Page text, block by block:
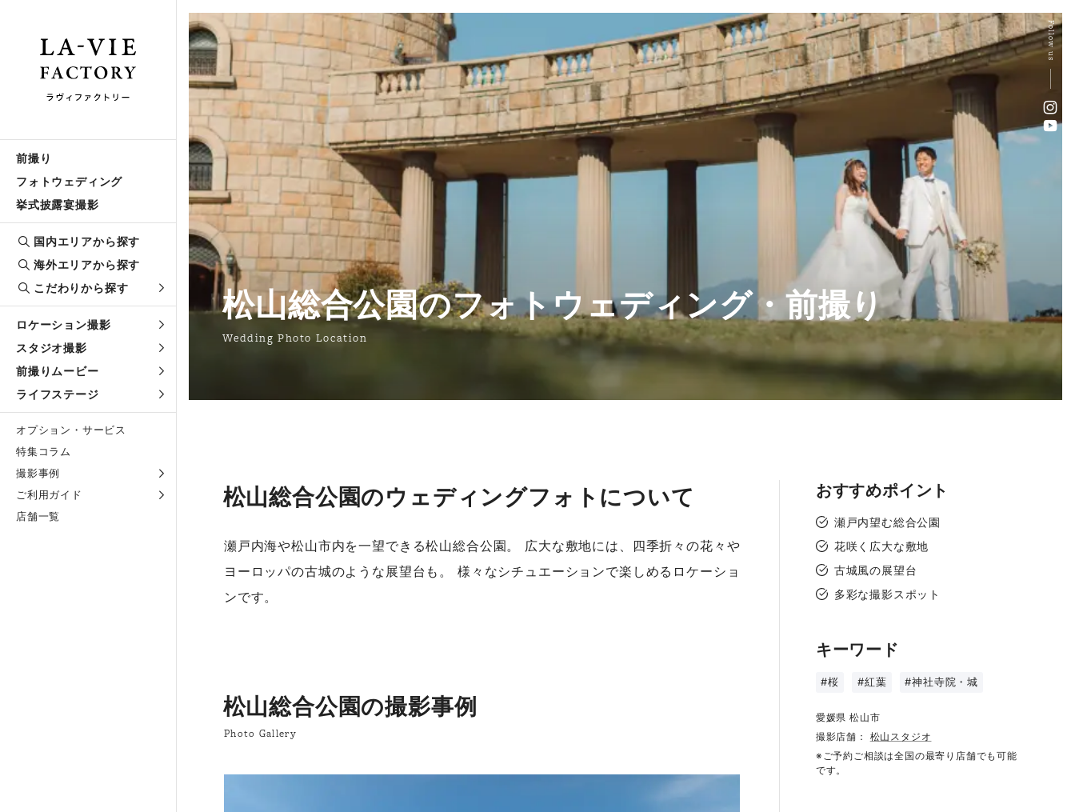
前撮り
フォトウェディング
挙式披露宴撮影
国内エリアから探す
海外エリアから探す
こだわりから探す
ロケーション撮影
スタジオ撮影
前撮りムービー
ライフステージ
オプション・サービス
特集コラム
撮影事例
ご利用ガイド
店舗一覧
松山総合公園のフォトウェディング・前撮り
Wedding Photo Location
Follow us
松山総合公園のウェディングフォトについて
瀬戸内海や松山市内を一望できる松山総合公園。 広大な敷地には、四季折々の花々や
ヨーロッパの古城のような展望台も。 様々なシチュエーションで楽しめるロケーショ
ンです。
松山総合公園の撮影事例
Photo Gallery
おすすめポイント
瀬戸内望む総合公園
花咲く広大な敷地
古城風の展望台
多彩な撮影スポット
キーワード
#桜 #紅葉 #神社寺院・城
愛媛県 松山市
撮影店舗： 松山スタジオ
※ご予約ご相談は全国の最寄り店舗でも可能
です。